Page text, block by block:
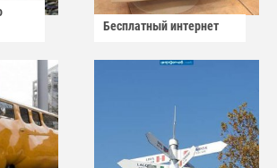
Бесплатный интернет